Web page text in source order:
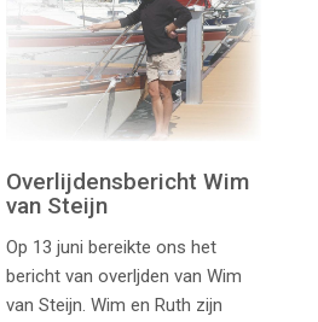
Overlijdensbericht Wim
van Steijn
Op 13 juni bereikte ons het
bericht van overljden van Wim
van Steijn.Wim en Ruth zijn